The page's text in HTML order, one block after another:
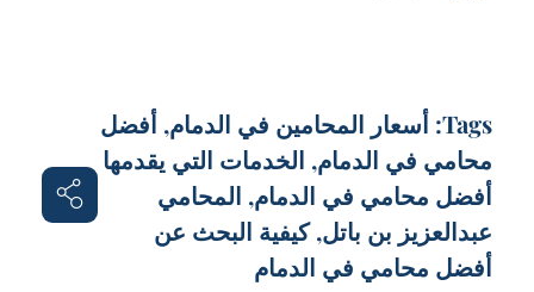
Tags: أسعار المحامين في الدمام, أفضل
محامي في الدمام, الخدمات التي يقدمها
أفضل محامي في الدمام, المحامي
عبدالعزيز بن باتل,كيفية البحث عن
أفضل محامي في الدمام